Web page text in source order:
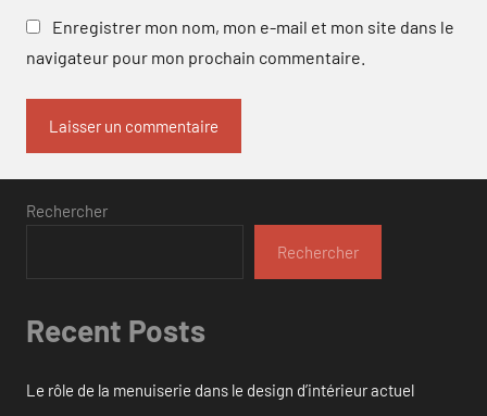
Enregistrer mon nom, mon e-mail et mon site dans le
navigateur pour mon prochain commentaire.
Rechercher
Rechercher
Recent Posts
Le rôle de la menuiserie dans le design d’intérieur actuel